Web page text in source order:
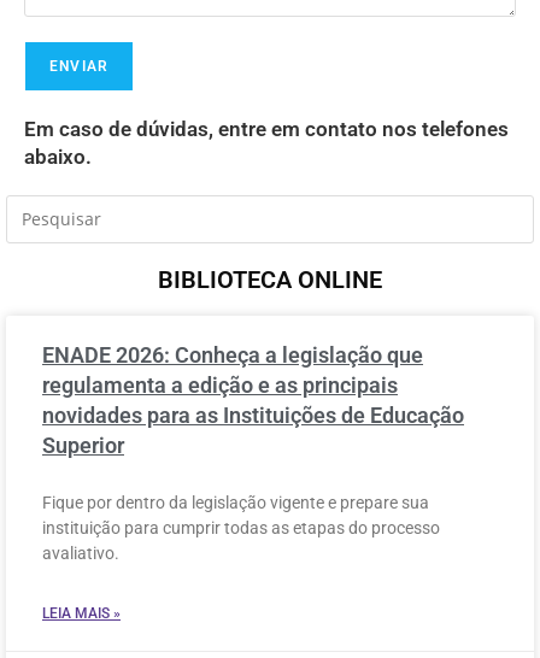
Em caso de dúvidas, entre em contato nos telefones
abaixo.
BIBLIOTECA ONLINE
ENADE 2026: Conheça a legislação que
regulamenta a edição e as principais
novidades para as Instituições de Educação
Superior
Fique por dentro da legislação vigente e prepare sua
instituição para cumprir todas as etapas do processo
avaliativo.
LEIA MAIS »